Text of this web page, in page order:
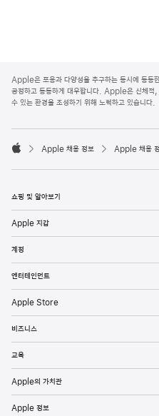
p
p
l
o
e
Apple은 포용과 다양성을 추구하는 동시에 동등
공정하고 동등하게 대우합니다. Apple은 신체적,
수 있는 환경을 조성하기 위해 노력하고 있습니다.

p
l
Apple 채용 정보 Apple 채용
쇼핑 및 알아보기
Apple 지갑
계정
엔터테인먼트
Apple Store
비즈니스
교육
Apple의 가치관
Apple 정보